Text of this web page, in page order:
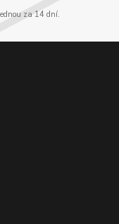
za 14 dní.